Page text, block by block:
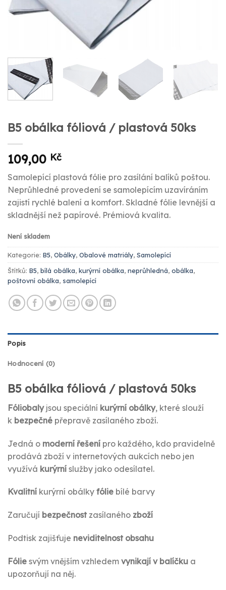
B5 obálka fóliová / plastová 50ks
109,00 Kč
Samolepící plastová fólie pro zasílání balíků poštou.
Neprůhledné provedení se samolepícím uzavíráním
zajistí rychlé balení a komfort. Skladné fólie levnější a
skladnější než papírové. Prémiová kvalita.
Není skladem
Kategorie: B5, Obálky, Obalové matriály, Samolepící
Štítků: B5, bílá obálka, kurýrní obálka, neprůhledná, obálka,
poštovní obálka, samolepící
Popis
Hodnocení (0)
B5 obálka fóliová / plastová 50ks
Fóliobalyjsou speciální kurýrní obálky, které slouží
k bezpečné přepravě zasílaného zboží.
Jedná o moderní řešení pro každého, kdo pravidelně
prodává zboží v internetových aukcích nebo jen
využívá kurýrní služby jako odesílatel.
Kvalitní kurýrní obálky fólie bílé barvy
Zaručují bezpečnost zasílaného zboží
Podtisk zajišťuje neviditelnost obsahu
Fólie svým vnějším vzhledem vynikají v balíčku a
upozorňují na něj.